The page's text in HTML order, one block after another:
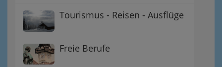
Tourismus - Reisen - Ausflüge
Freie Berufe